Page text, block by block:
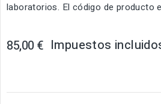
laboratorios. El código de producto
85,00 € Impuestos